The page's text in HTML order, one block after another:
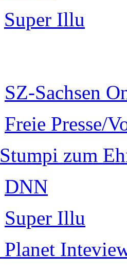
Super Illu
SZ-Sachsen
Freie Presse/
Stumpi zum
DNN
Super Illu
Planet